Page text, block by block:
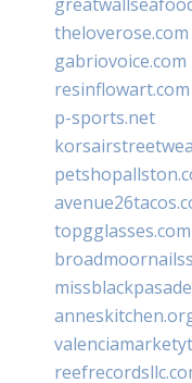
theloverose.com
gabriovoice.com
resinflowart.com
p-sports.net
topgglasses.com